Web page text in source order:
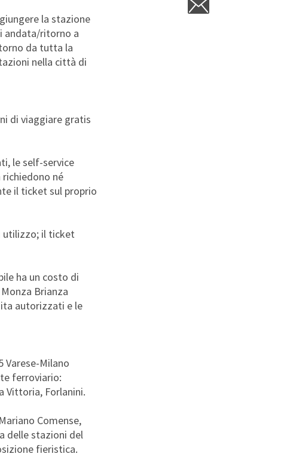
la stazione
andata/ritorno a
da tutta la
nella città di
di viaggiare gratis
le self-service
né
il ticket sul proprio
utilizzo; il ticket
ha un costo di
Brianza
autorizzati e le
Varese-Milano
ferroviario:
Vittoria, Forlanini.
Comense,
delle stazioni del
fieristica.